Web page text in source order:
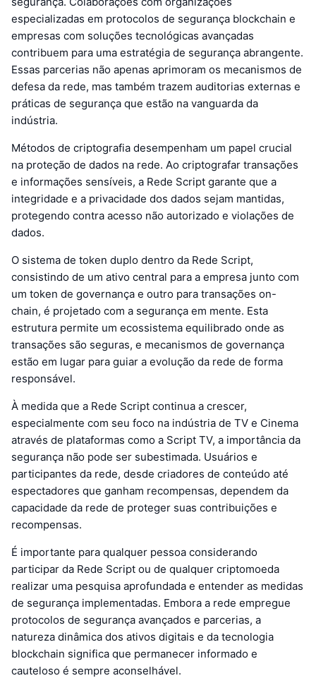
especializadas em protocolos de segurança blockchain e
empresas com soluções tecnológicas avançadas
contribuem para uma estratégia de segurança abrangente.
Essas parcerias não apenas aprimoram os mecanismos de
defesa da rede, mas também trazem auditorias externas e
práticas de segurança que estão na vanguarda da
indústria.
Métodos de criptografia desempenham um papel crucial
na proteção de dados na rede. Ao criptografar transações
e informações sensíveis, a Rede Script garante que a
integridade e a privacidade dos dados sejam mantidas,
protegendo contra acesso não autorizado e violações de
dados.
O sistema de token duplo dentro da Rede Script,
consistindo de um ativo central para a empresa junto com
um token de governança e outro para transações on-
chain, é projetado com a segurança em mente. Esta
estrutura permite um ecossistema equilibrado onde as
transações são seguras, e mecanismos de governança
estão em lugar para guiar a evolução da rede de forma
responsável.
À medida que a Rede Script continua a crescer,
especialmente com seu foco na indústria de TV e Cinema
através de plataformas como a Script TV, a importância da
segurança não pode ser subestimada. Usuários e
participantes da rede, desde criadores de conteúdo até
espectadores que ganham recompensas, dependem da
capacidade da rede de proteger suas contribuições e
recompensas.
É importante para qualquer pessoa considerando
participar da Rede Script ou de qualquer criptomoeda
realizar uma pesquisa aprofundada e entender as medidas
de segurança implementadas. Embora a rede empregue
protocolos de segurança avançados e parcerias, a
natureza dinâmica dos ativos digitais e da tecnologia
blockchain significa que permanecer informado e
cauteloso é sempre aconselhável.